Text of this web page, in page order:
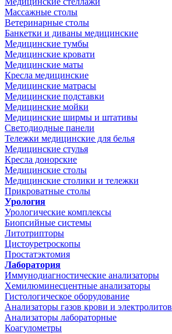
Массажные столы
Ветеринарные столы
Банкетки и диваны медицинские
Медицинские тумбы
Медицинские кровати
Медицинские маты
Кресла медицинские
Медицинские матрасы
Медицинские подставки
Медицинские мойки
Медицинские ширмы и штативы
Светодиодные панели
Тележки медицинские для белья
Медицинские стулья
Кресла донорские
Медицинские столы
Медицинские столики и тележки
Прикроватные столы
Урология
Урологические комплексы
Биопсийные системы
Литотрипторы
Цистоуретроскопы
Простатэктомия
Лаборатория
Иммунодиагностические анализаторы
Хемилюминесцентные анализаторы
Гистологическое оборудование
Анализаторы газов крови и электролитов
Анализаторы лабораторные
Коагулометры